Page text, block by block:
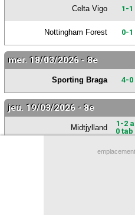
Celta Vigo 1-1
Nottingham Forest 0-1
mer. 18/03/2026 - 8e
Sporting Braga 4-0
jeu. 19/03/2026 - 8e
Midtjylland
1-2
0 tab
Lyon 0-2
Mentions légales
site web Maxifoot.fr